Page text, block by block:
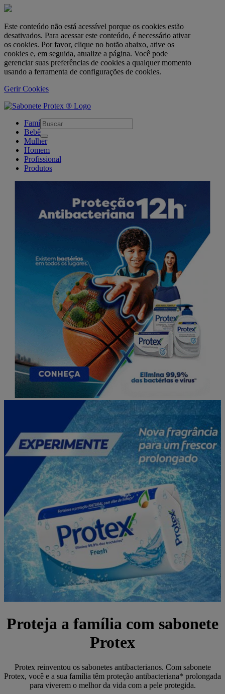
Este conteúdo não está acessível porque os cookies estão
desativados. Para acessar este conteúdo, é necessário ativar
os cookies. Por favor, clique no botão abaixo, ative os
cookies e, em seguida, atualize a página. Você pode
gerenciar suas preferências de cookies a qualquer momento
usando a ferramenta de configurações de cookies.
Gerir Cookies
skipt to main content
Família
Bebê
Mulher
Homem
Profissional
Produtos
Proteja a família com sabonete
Protex
Protex reinventou os sabonetes antibacterianos. Com sabonete
Protex, você e a sua família têm proteção antibacteriana* prolongada
para viverem o melhor da vida com a pele protegida.